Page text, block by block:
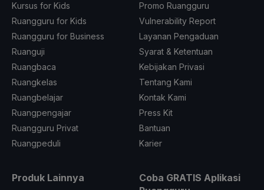
Kursus for Kids
Ruangguru for Kids
Ruangguru for Business
Ruanguji
Ruangbaca
Ruangkelas
Ruangbelajar
Ruangpengajar
Ruangguru Privat
Ruangpeduli
Promo Ruangguru
Vulnerability Report
Layanan Pengaduan
Syarat & Ketentuan
Kebijakan Privasi
Tentang Kami
Kontak Kami
Press Kit
Bantuan
Karier
Produk Lainnya
Coba GRATIS Aplikasi